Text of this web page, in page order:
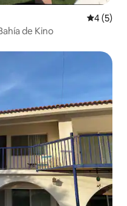
4 (5)
de Kino